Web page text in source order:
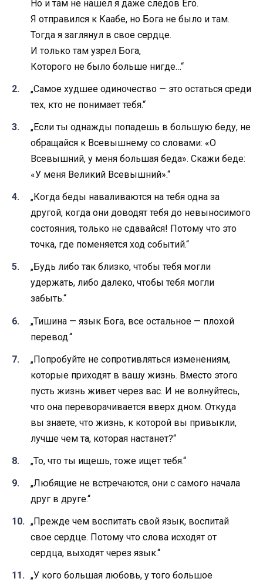
Но и там не нашел я даже следов Его.
Я отправился к Каабе, но Бога не было и там.
Тогда я заглянул в свое сердце.
И только там узрел Бога,
Которого не было больше нигде…“
„Самое худшее одиночество — это остаться среди
тех, кто не понимает тебя.“
„Если ты однажды попадешь в большую беду, не
обращайся к Всевышнему со словами: «О
Всевышний, у меня большая беда». Скажи беде:
«У меня Великий Всевышний».“
„Когда беды наваливаются на тебя одна за
другой, когда они доводят тебя до невыносимого
состояния, только не сдавайся! Потому что это
точка, где поменяется ход событий.“
„Будь либо так близко, чтобы тебя могли
удержать, либо далеко, чтобы тебя могли
забыть.“
„Тишина — язык Бога, все остальное — плохой
перевод.“
„Попробуйте не сопротивляться изменениям,
которые приходят в вашу жизнь. Вместо этого
пусть жизнь живет через вас. И не волнуйтесь,
что она переворачивается вверх дном. Откуда
вы знаете, что жизнь, к которой вы привыкли,
лучше чем та, которая настанет?“
„То, что ты ищешь, тоже ищет тебя.“
„Любящие не встречаются, они с самого начала
друг в друге.“
„Прежде чем воспитать свой язык, воспитай
свое сердце. Потому что слова исходят от
сердца, выходят через язык.“
„У кого большая любовь, у того большое